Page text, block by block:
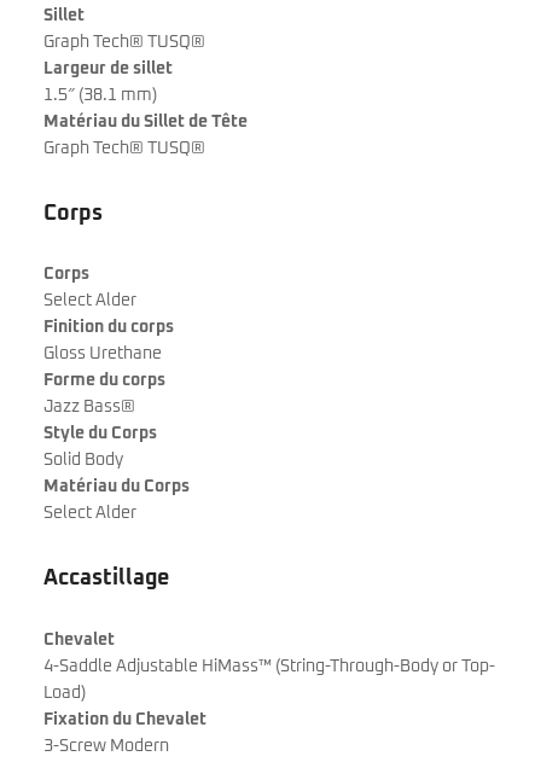
Sillet
Graph Tech® TUSQ®
Largeur de sillet
1.5″ (38.1 mm)
Matériau du Sillet de Tête
Graph Tech® TUSQ®
Corps
Corps
Select Alder
Finition du corps
Gloss Urethane
Forme du corps
Jazz Bass®
Style du Corps
Solid Body
Matériau du Corps
Select Alder
Accastillage
Chevalet
4-Saddle Adjustable HiMass™ (String-Through-Body or Top-
Load)
Fixation du Chevalet
3-Screw Modern